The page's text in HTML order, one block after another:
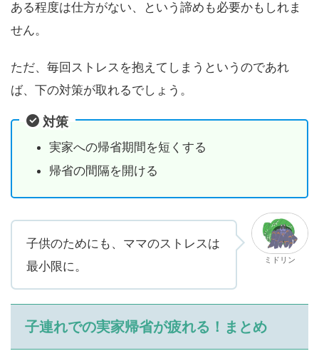
ある程度は仕方がない、という諦めも必要かもしれま
せん。
ただ、毎回ストレスを抱えてしまうというのであれ
ば、下の対策が取れるでしょう。
対策
実家への帰省期間を短くする
帰省の間隔を開ける
子供のためにも、ママのストレスは
最小限に。
ミドリン
子連れでの実家帰省が疲れる！まとめ